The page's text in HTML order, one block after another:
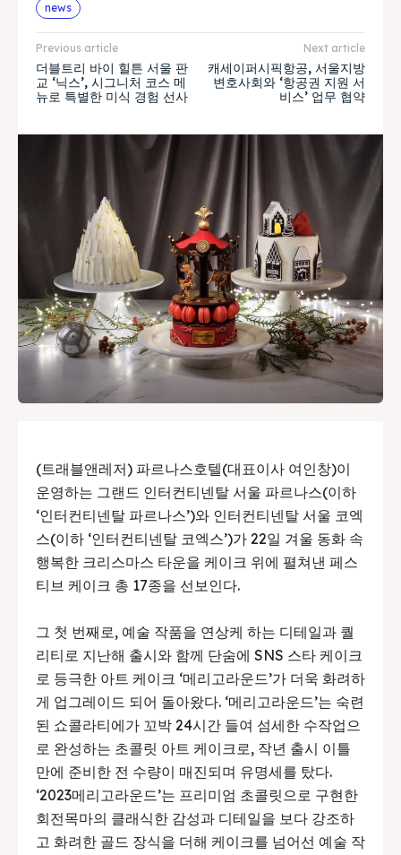
news
Previous article
더블트리 바이 힐튼 서울 판
교 ‘닉스’, 시그니처 코스 메
뉴로 특별한 미식 경험 선사
Next article
캐세이퍼시픽항공, 서울지방
변호사회와 ‘항공권 지원 서
비스’ 업무 협약
(트래블앤레저) 파르나스호텔(대표이사 여인창)이
운영하는 그랜드 인터컨티넨탈 서울 파르나스(이하
‘인터컨티넨탈 파르나스’)와 인터컨티넨탈 서울 코엑
스(이하 ‘인터컨티넨탈 코엑스’)가 22일 겨울 동화 속
행복한 크리스마스 타운을 케이크 위에 펼쳐낸 페스
티브 케이크 총 17종을 선보인다.
그 첫 번째로, 예술 작품을 연상케 하는 디테일과 퀄
리티로 지난해 출시와 함께 단숨에 SNS 스타 케이크
로 등극한 아트 케이크 ‘메리고라운드’가 더욱 화려하
게 업그레이드 되어 돌아왔다. ‘메리고라운드’는 숙련
된 쇼콜라티에가 꼬박 24시간 들여 섬세한 수작업으
로 완성하는 초콜릿 아트 케이크로, 작년 출시 이틀
만에 준비한 전 수량이 매진되며 유명세를 탔다.
‘2023메리고라운드’는 프리미엄 초콜릿으로 구현한
회전목마의 클래식한 감성과 디테일을 보다 강조하
고 화려한 골드 장식을 더해 케이크를 넘어선 예술 작